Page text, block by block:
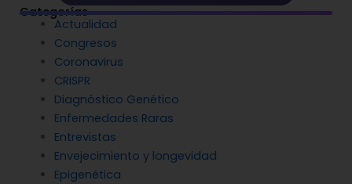
Categorías
Actualidad
Congresos
Coronavirus
CRISPR
Diagnóstico Genético
Enfermedades Raras
Entrevistas
Envejecimiento y longevidad
Epigenética